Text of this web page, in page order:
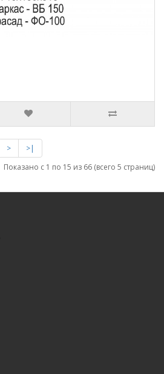
>
>|
Показано с 1 по 15 из 66 (всего 5 страниц)